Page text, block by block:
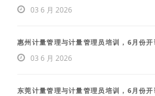
03 6 月 2026
惠州计量管理与计量管理员培训，6月份开
03 6 月 2026
东莞计量管理与计量管理员培训，6月份开